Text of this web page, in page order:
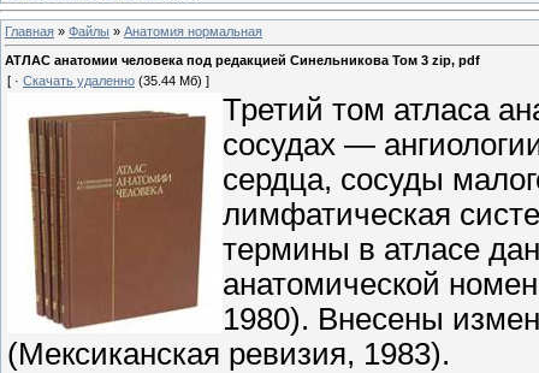
Главная » Файлы » Анатомия нормальная
АТЛАС анатомии человека под редакцией Синельникова Том 3 zip, pdf
[ · Скачать удаленно (35.44 Мб) ]
Третий том атласа
сосудах —
сердца, сосуды
лимфатическая
термины в атласе
анатомической
1980). Внесены
(Мексиканская ревизия, 1983).